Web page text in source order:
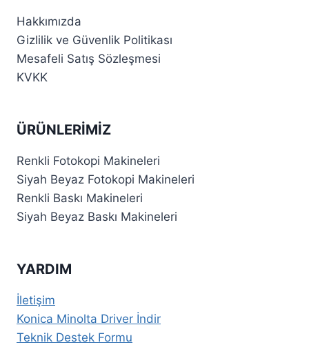
Hakkımızda
Gizlilik ve Güvenlik Politikası
Mesafeli Satış Sözleşmesi
KVKK
ÜRÜNLERIMIZ
Renkli Fotokopi Makineleri
Siyah Beyaz Fotokopi Makineleri
Renkli Baskı Makineleri
Siyah Beyaz Baskı Makineleri
YARDIM
İletişim
Konica Minolta Driver İndir
Teknik Destek Formu